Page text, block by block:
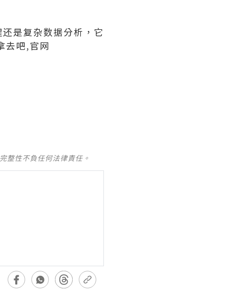
是复杂数据分析，它
去吧,官网
整性不負任何法律責任。